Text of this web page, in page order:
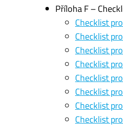
Příloha F –
Checklist
Checklist
Checklist
Checklist
Checklist
Checklist
Checklist
Checklist